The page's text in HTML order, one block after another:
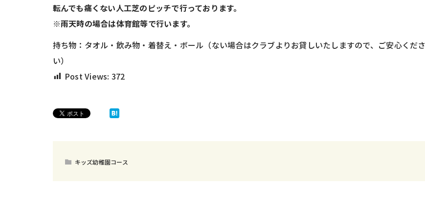
転んでも痛くない人工芝のピッチで行っております。
※雨天時の場合は体育館等で行います。
持ち物：タオル・飲み物・着替え・ボール（ない場合はクラブよりお貸しいたしますので、ご安心くださ
い）
Post Views: 372
キッズ幼稚園コース